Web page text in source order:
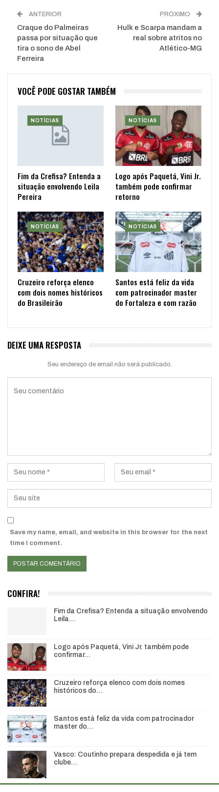
ANTERIOR
Craque do Palmeiras
passa por situação que
tira o sono de Abel
Ferreira
PRÓXIMO
Hulk e Scarpa mandam a
real sobre atritos no
Atlético-MG
VOCÊ PODE GOSTAR TAMBÉM
NOTÍCIAS
Fim da Crefisa? Entenda a
situação envolvendo Leila
Pereira
NOTÍCIAS
Logo após Paquetá, Vini Jr.
também pode confirmar
retorno
NOTÍCIAS
Cruzeiro reforça elenco
com dois nomes históricos
do Brasileirão
NOTÍCIAS
Santos está feliz da vida
com patrocinador master
do Fortaleza e com razão
DEIXE UMA RESPOSTA
Seu endereço de email não será publicado.
Save my name, email, and website in this browser for the next
time I comment.
CONFIRA!
Fim da Crefisa? Entenda a situação envolvendo
Leila…
Logo após Paquetá, Vini Jr. também pode
confirmar…
Cruzeiro reforça elenco com dois nomes
históricos do…
Santos está feliz da vida com patrocinador
master do…
Vasco: Coutinho prepara despedida e já tem
clube…